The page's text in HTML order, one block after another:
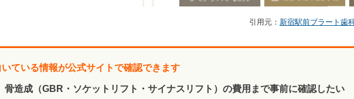
引用元： 新宿駅前ブラート歯
ている情報が公式サイトで確認できます
骨造成（GBR・ソケットリフト・サイナスリフト）の費用まで事前に確認したい